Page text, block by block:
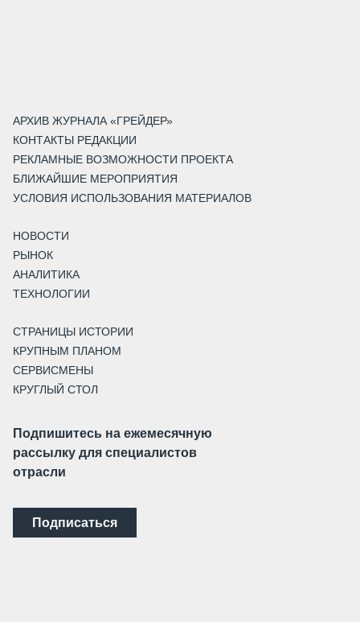
АРХИВ ЖУРНАЛА «ГРЕЙДЕР»
КОНТАКТЫ РЕДАКЦИИ
РЕКЛАМНЫЕ ВОЗМОЖНОСТИ ПРОЕКТА
БЛИЖАЙШИЕ МЕРОПРИЯТИЯ
УСЛОВИЯ ИСПОЛЬЗОВАНИЯ МАТЕРИАЛОВ
НОВОСТИ
РЫНОК
АНАЛИТИКА
ТЕХНОЛОГИИ
СТРАНИЦЫ ИСТОРИИ
КРУПНЫМ ПЛАНОМ
СЕРВИСМЕНЫ
КРУГЛЫЙ СТОЛ
Подпишитесь на ежемесячную
рассылку для специалистов
отрасли
Подписаться